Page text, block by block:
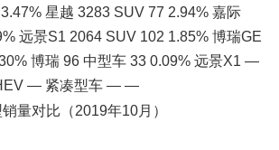
星越 3283 SUV 77 2.94% 嘉际
远景S1 2064 SUV 102 1.85% 博瑞GE
博瑞 96 中型车 33 0.09% 远景X1 —
— 紧凑型车 — —
量对比（2019年10月）